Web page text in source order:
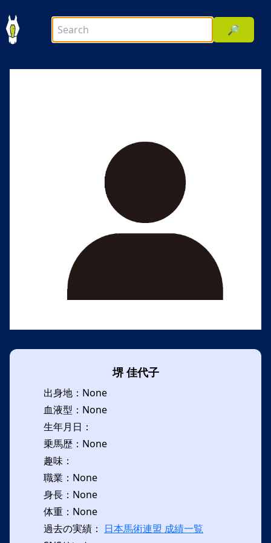
🔎
堺 佳代子
出身地：None
血液型：None
生年月日：
乗馬歴：None
趣味：
職業：None
身長：None
体重：None
過去の実績： 日本馬術連盟 成績一覧